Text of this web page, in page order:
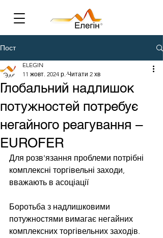
Пост
Глобальний надлишок
потужностей потребує
негайного реагування –
EUROFER
ELEGIN
11 жовт. 2024 р. Читати 2 хв
Для розв'язання проблеми потрібні
комплексні торгівельні заходи,
вважають в асоціації
Боротьба з надлишковими
потужностями вимагає негайних
комплексних торгівельних заходів.